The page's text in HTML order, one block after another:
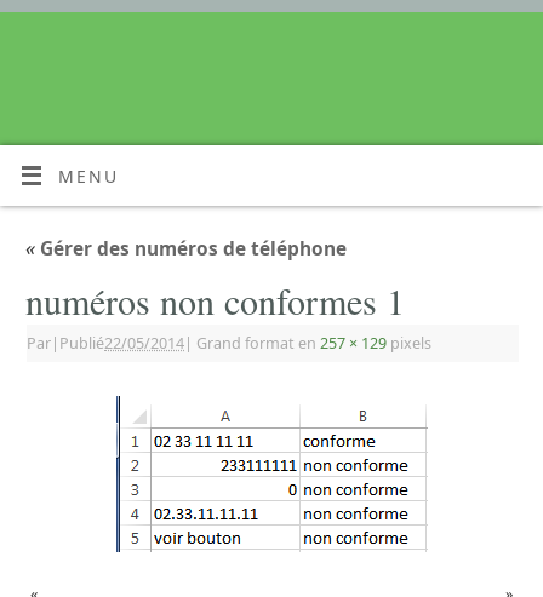
MENU
« Gérer des numéros de téléphone
numéros non conformes 1
Par| Publié22/05/2014| Grand format en 257 × 129 pixels